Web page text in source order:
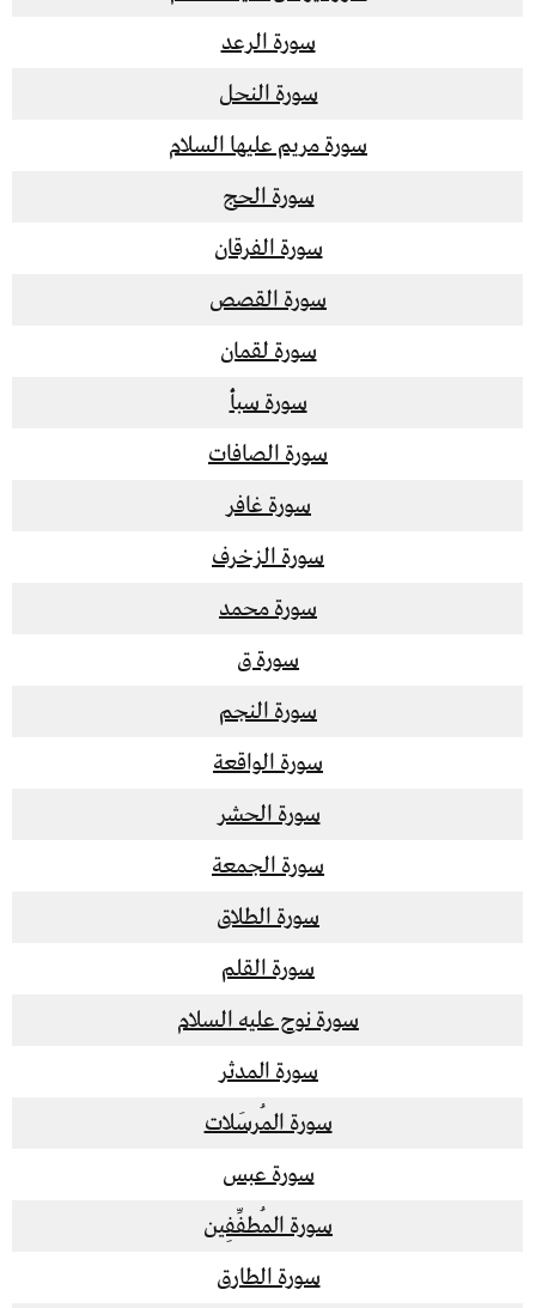
سورة الرعد
سورة النحل
سورة مريم عليها السلام
سورة الحج
سورة الفرقان
سورة القصص
سورة لقمان
سورة سبأ
سورة الصافات
سورة غافر
سورة الزخرف
سورة محمد
سورة ق
سورة النجم
سورة الواقعة
سورة الحشر
سورة الجمعة
سورة الطلاق
سورة القلم
سورة نوح عليه السلام
سورة المدثر
سورة المُرسَلات
سورة عبس
سورة المُطفِّفِين
سورة الطارق